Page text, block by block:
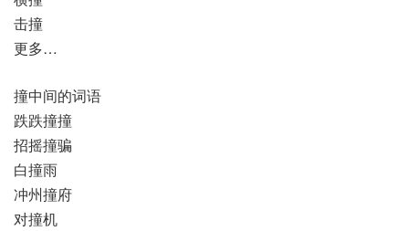
击撞
更多…
撞中间的词语
跌跌撞撞
招摇撞骗
白撞雨
冲州撞府
对撞机